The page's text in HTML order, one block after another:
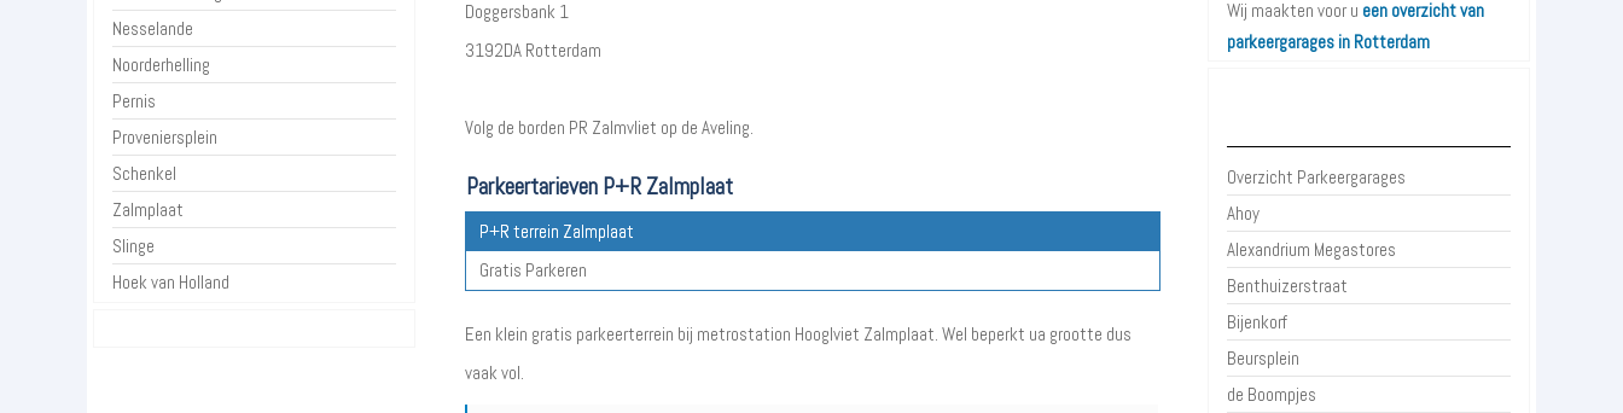
Nesselande
Noorderhelling
Pernis
Proveniersplein
Schenkel
Zalmplaat
Slinge
Hoek van Holland
Doggersbank 1
3192DA Rotterdam
Volg de borden PR Zalmvliet op de Aveling.
Parkeertarieven P+R Zalmplaat
P+R terrein Zalmplaat
Gratis Parkeren
Een klein gratis parkeerterrein bij metrostation Hooglviet Zalmplaat. Wel beperkt ua grootte dus
vaak vol.
Wij maakten voor u een overzicht van
parkeergarages in Rotterdam
Overzicht Parkeergarages
Ahoy
Alexandrium Megastores
Benthuizerstraat
Bijenkorf
Beursplein
de Boompjes